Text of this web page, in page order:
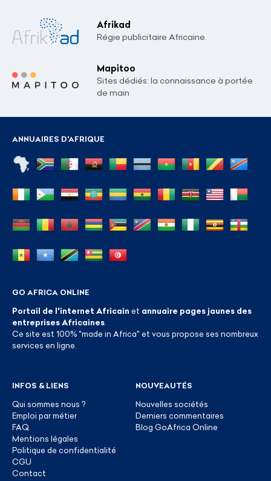
Afrikad
Régie publicitaire Africaine.
Mapitoo
Sites dédiés: la connaissance à portée
de main
ANNUAIRES D'AFRIQUE
GO AFRICA ONLINE
Portail de l'internet Africain et annuaire pages jaunes des
entreprises Africaines
Ce site est 100% "made in Africa" et vous propose ses nombreux
services en ligne.
INFOS & LIENS
Qui sommes nous ?
Emploi par métier
FAQ
Mentions légales
Politique de confidentialité
CGU
Contact
NOUVEAUTÉS
Nouvelles sociétés
Derniers commentaires
Blog GoAfrica Online